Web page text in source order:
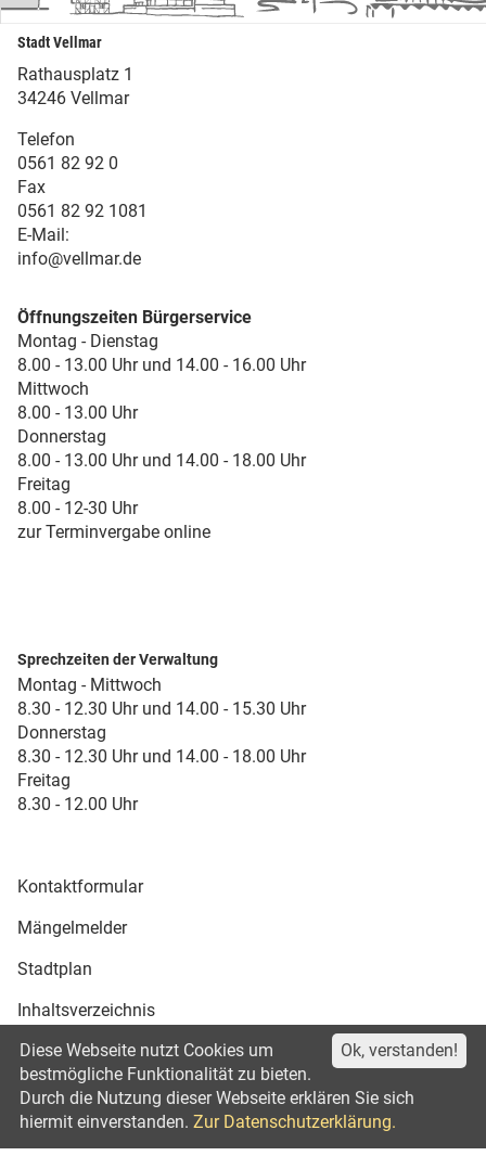
Stadt Vellmar
Rathausplatz 1
34246 Vellmar
Telefon
0561 82 92 0
Fax
0561 82 92 1081
E-Mail:
info@vellmar.de
Öffnungszeiten Bürgerservice
Montag - Dienstag
8.00 - 13.00 Uhr und 14.00 - 16.00 Uhr
Mittwoch
8.00 - 13.00 Uhr
Donnerstag
8.00 - 13.00 Uhr und 14.00 - 18.00 Uhr
Freitag
8.00 - 12-30 Uhr
zur Terminvergabe online
Sprechzeiten der Verwaltung
Montag - Mittwoch
8.30 - 12.30 Uhr und 14.00 - 15.30 Uhr
Donnerstag
8.30 - 12.30 Uhr und 14.00 - 18.00 Uhr
Freitag
8.30 - 12.00 Uhr
Kontaktformular
Mängelmelder
Stadtplan
Inhaltsverzeichnis
Druckansicht
©2021
Impressum
Datenschutz
Erklärung zur Barrierefreiheit
Ok, verstanden!
Diese Webseite nutzt Cookies um
bestmögliche Funktionalität zu bieten.
Durch die Nutzung dieser Webseite erklären Sie sich
hiermit einverstanden. Zur Datenschutzerklärung.